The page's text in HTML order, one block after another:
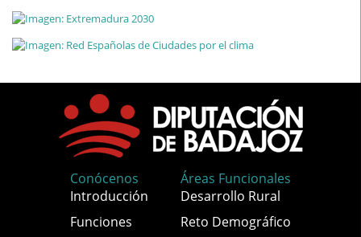
Conócenos
Introducción
Funciones
Áreas Funcionales
Desarrollo Rural
Reto Demográfico